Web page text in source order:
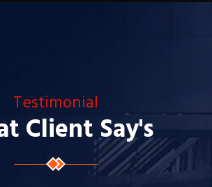
Testimonial
Client Say's